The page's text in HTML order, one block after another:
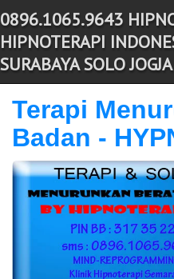
-->
0896.1065.9643
HIPNOTERAPI
SURABAYA SOLO
Terapi
Badan -